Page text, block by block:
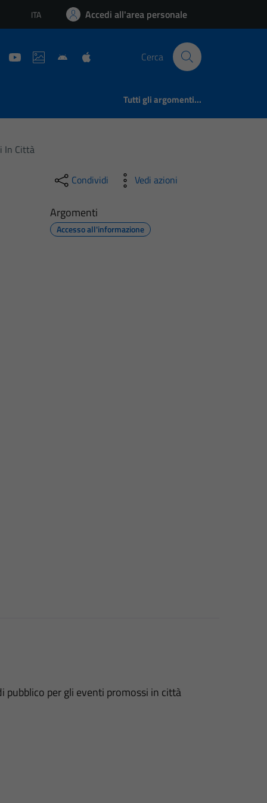
Lingua attiva:
ITA Accedi all'area personale
Cerca
Tutti gli argomenti...
In Città
Condividi Vedi azioni
Argomenti
Accesso all'informazione
pubblico per gli eventi promossi in città